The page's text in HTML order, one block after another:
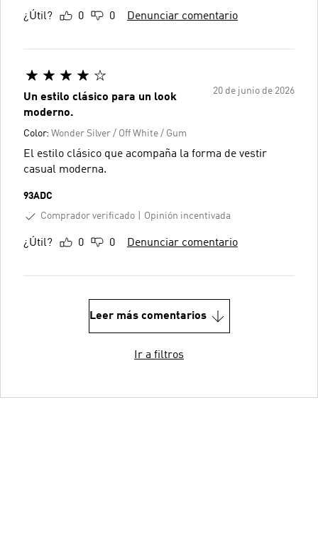
¿Útil? 0 0 Denunciar comentario
20 de junio de 2026
Un estilo clásico para un look
moderno.
Color: Wonder Silver / Off White / Gum
El estilo clásico que acompaña la forma de vestir
casual moderna.
93ADC
Comprador verificado
Opinión incentivada
¿Útil? 0 0 Denunciar comentario
Leer más comentarios
Ir a filtros